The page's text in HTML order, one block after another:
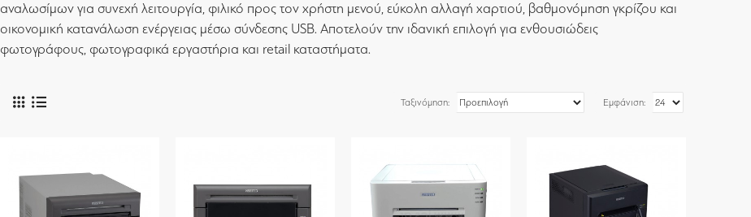
αναλωσίμων για συνεχή λειτουργία, φιλικό προς τον χρήστη μενού, εύκολη αλλαγή χαρτιού, βαθμονόμηση γκρίζου και
οικονομική κατανάλωση ενέργειας μέσω σύνδεσης USB. Αποτελούν την ιδανική επιλογή για ενθουσιώδεις
φωτογράφους, φωτογραφικά εργαστήρια και retail καταστήματα.
Ταξινόμηση: Εμφάνιση: